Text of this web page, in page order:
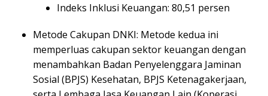
Indeks Inklusi Keuangan: 80,51 persen
Metode Cakupan DNKI: Metode kedua ini
memperluas cakupan sektor keuangan dengan
menambahkan Badan Penyelenggara Jaminan
Sosial (BPJS) Kesehatan, BPJS Ketenagakerjaan,